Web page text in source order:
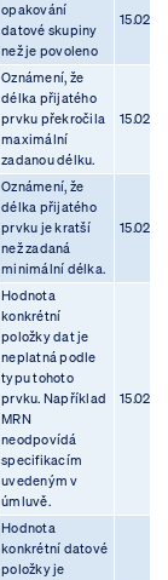
opakování
datové skupiny
než je povoleno
Oznámení, že
délka přijatého
prvku překročila
maximální
zadanou délku.
Oznámení, že
délka přijatého
prvku je kratší
než zadaná
minimální délka.
Hodnota
konkrétní
položky dat je
neplatná podle
typu tohoto
prvku. Například
MRN
neodpovídá
specifikacím
uvedeným v
úmluvě.
Hodnota
konkrétní datové
položky je